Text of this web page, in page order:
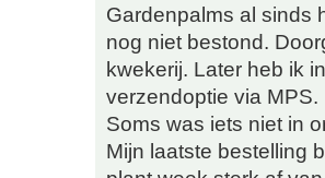
Gardenpalms al sinds
nog niet bestond.
kwekerij. Later heb ik
verzendoptie via MPS.
Soms was iets niet in
Mijn laatste bestelling